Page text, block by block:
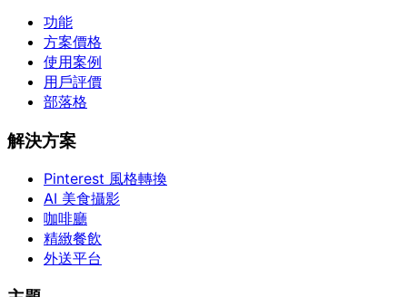
功能
方案價格
使用案例
用戶評價
部落格
解決方案
Pinterest 風格轉換
AI 美食攝影
咖啡廳
精緻餐飲
外送平台